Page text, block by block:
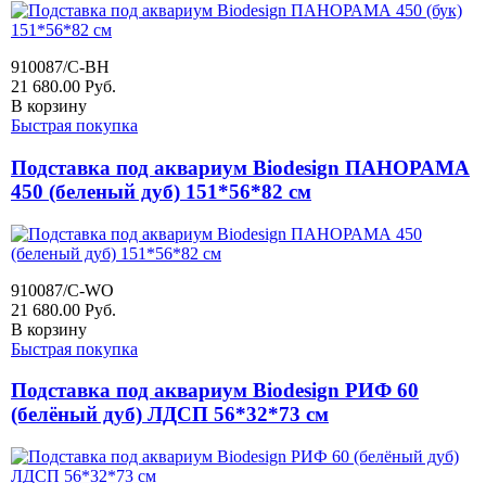
910087/C-BH
21 680.00 Руб.
В корзину
Быстрая покупка
Подставка под аквариум Biodesign ПАНОРАМА
450 (беленый дуб) 151*56*82 см
910087/C-WO
21 680.00 Руб.
В корзину
Быстрая покупка
Подставка под аквариум Biodesign РИФ 60
(белёный дуб) ЛДСП 56*32*73 см